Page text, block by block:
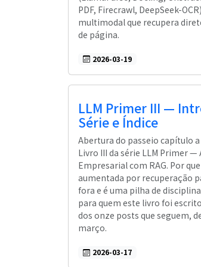
PDF, Firecrawl, DeepSeek-
multimodal que recupera
de página.
2026-03-19
LLM Primer III —
Série e Índice
Abertura do passeio capítulo
Livro III da série LLM Primer
Empresarial com RAG. Por
aumentada por recuperação
fora e é uma pilha de
para quem este livro foi
dos onze posts que seguem,
março.
2026-03-17